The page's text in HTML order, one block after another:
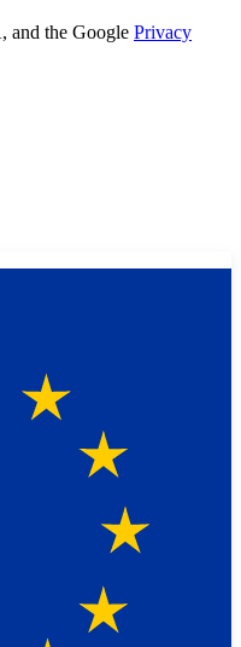
and the Google Privacy